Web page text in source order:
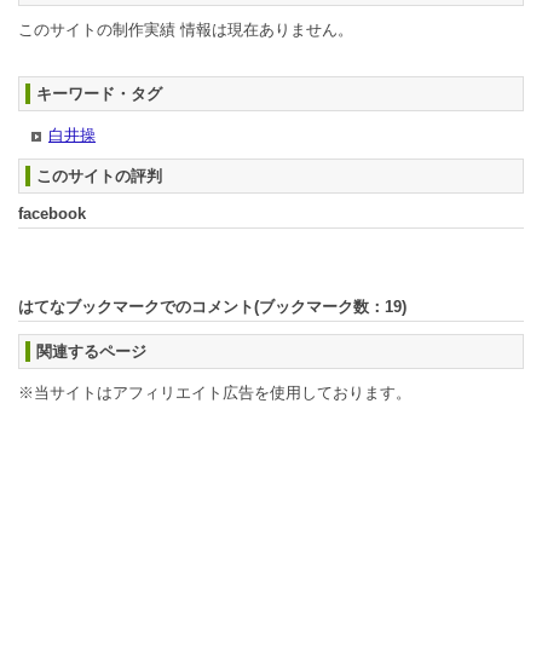
このサイトの制作実績 情報は現在ありません。
キーワード・タグ
白井操
このサイトの評判
facebook
はてなブックマークでのコメント(ブックマーク数： 19)
関連するページ
※当サイトはアフィリエイト広告を使用しております。